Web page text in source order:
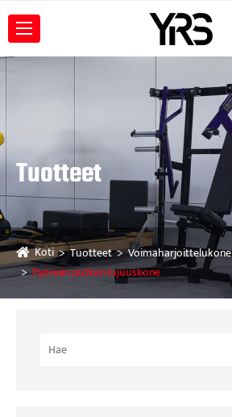
Tuotteet
Koti Tuotteet
Voimaharjoittelukone
Pyöreän putken lujuuskone